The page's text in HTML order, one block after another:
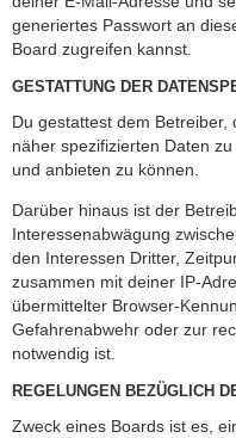
generiertes Passwort an
Board zugreifen kannst.
GESTATTUNG DER
Du gestattest dem
näher spezifizierten Daten
und anbieten zu können.
Darüber hinaus ist der
Interessenabwägung
den Interessen Dritter,
zusammen mit deiner IP-
übermittelter Browser-
Gefahrenabwehr oder zur
notwendig ist.
REGELUNGEN BEZÜGLICH
Zweck eines Boards ist es,